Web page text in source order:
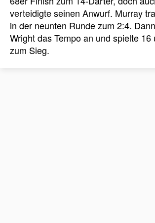
verteidigte seinen Anwurf. Murray
in der neunten Runde zum 2:4.
Wright das Tempo an und spielte
zum Sieg.